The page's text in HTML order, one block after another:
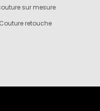
sur mesure
Couture retouche